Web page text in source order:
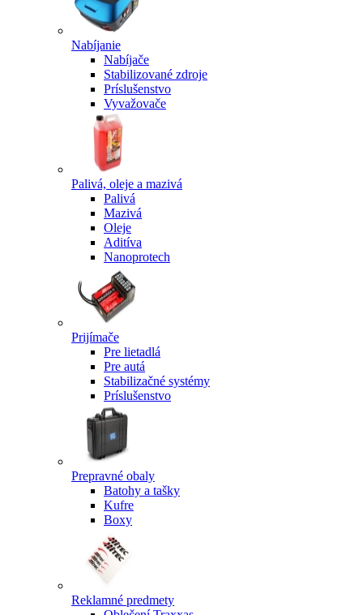
Nabíjanie
Nabíjače
Stabilizované zdroje
Príslušenstvo
Vyvažovače
Palivá, oleje a mazivá
Palivá
Mazivá
Oleje
Aditíva
Nanoprotech
Prijímače
Pre lietadlá
Pre autá
Stabilizačné systémy
Príslušenstvo
Prepravné obaly
Batohy a tašky
Kufre
Boxy
Reklamné predmety